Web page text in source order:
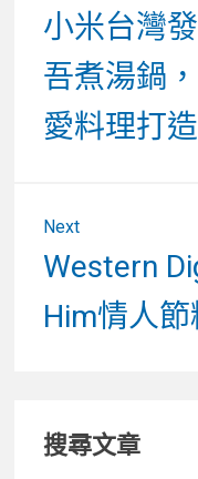
Previous
post:
小米台灣
吾煮湯鍋
愛料理打
Next
Next
post:
Western
Him情人
Primary
Sidebar
搜尋文章